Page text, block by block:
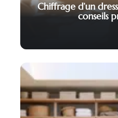
Chiffrage d’un
conseils